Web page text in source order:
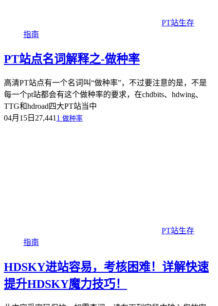
PT站生存
指南
PT站点名词解释之-做种率
高清PT站点有一个名词叫“做种率”，不过要注意的是，不是
每一个pt站都会有这个做种率的要求，在chdbits、hdwing、
TTG和hdroad四大PT站当中
04月15日 27,441 1 做种率
PT站生存
指南
HDSKY进站容易，考核困难！详解快速
提升HDSKY魔力技巧！